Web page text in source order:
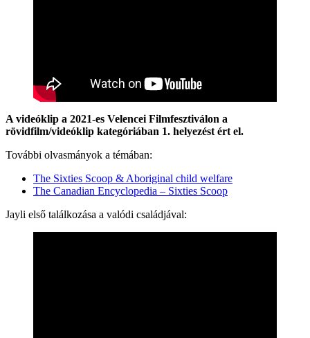
A videóklip a 2021-es Velencei Filmfesztiválon a
rövidfilm/videóklip kategóriában 1. helyezést ért el.
További olvasmányok a témában:
The Sixties Scoop & Aboriginal child welfare
The Canadian Encyclopedia – Sixties Scoop
Jayli első találkozása a valódi családjával: